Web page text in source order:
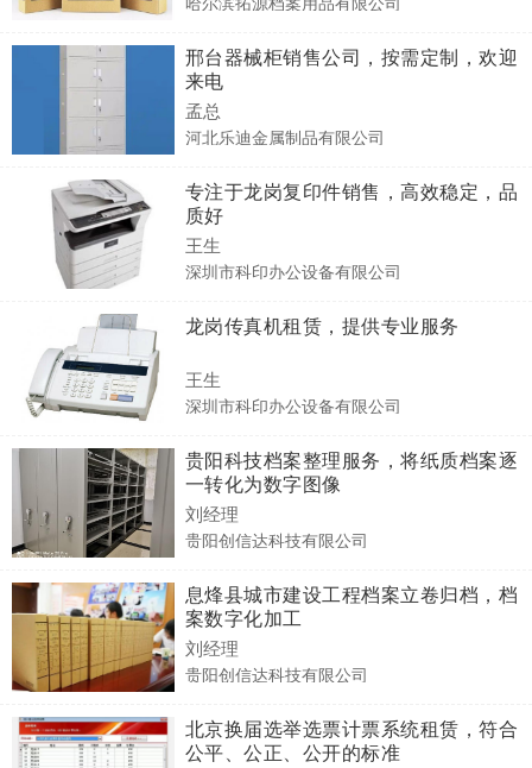
邢台器械柜销售公司，按需定制，欢迎
来电
孟总
河北乐迪金属制品有限公司
专注于龙岗复印件销售，高效稳定，品
质好
王生
深圳市科印办公设备有限公司
龙岗传真机租赁，提供专业服务
王生
深圳市科印办公设备有限公司
贵阳科技档案整理服务，将纸质档案逐
一转化为数字图像
刘经理
贵阳创信达科技有限公司
息烽县城市建设工程档案立卷归档，档
案数字化加工
刘经理
贵阳创信达科技有限公司
北京换届选举选票计票系统租赁，符合
公平、公正、公开的标准